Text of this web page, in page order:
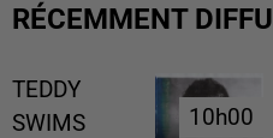
RÉCEMMENT
TEDDY
SWIMS
10h00
10h00